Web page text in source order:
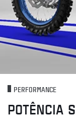
PERFORMANCE
POTÊNCIA